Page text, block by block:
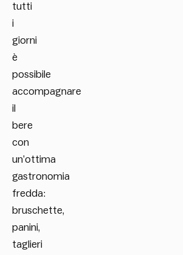
tutti
i
giorni
è
possibile
accompagnare
il
bere
con
un’ottima
gastronomia
fredda:
bruschette,
panini,
taglieri